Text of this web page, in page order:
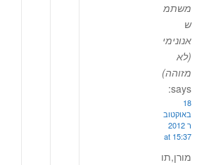
משתמ
ש
אנונימי
(לא
מזוהה)
says:
18
באוקטוב
ר 2012
at 15:37
מורן,תו